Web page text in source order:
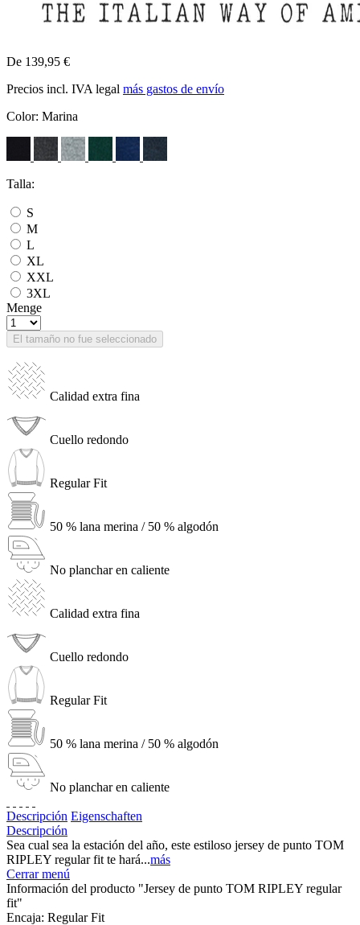
De 139,95 €
Precios incl. IVA legal más gastos de envío
Color: Marina
Talla:
S
M
L
XL
XXL
3XL
Menge
El tamaño no fue seleccionado
Calidad extra fina
Cuello redondo
Regular Fit
50 % lana merina / 50 % algodón
No planchar en caliente
Calidad extra fina
Cuello redondo
Regular Fit
50 % lana merina / 50 % algodón
No planchar en caliente
Descripción Eigenschaften
Descripción
Sea cual sea la estación del año, este estiloso jersey de punto TOM
RIPLEY regular fit te hará...más
Cerrar menú
Información del producto "Jersey de punto TOM RIPLEY regular
fit"
Encaja: Regular Fit